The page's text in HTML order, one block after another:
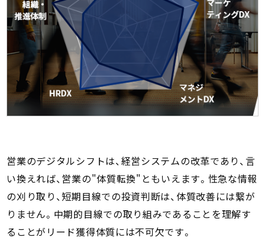
営業のデジタルシフトは、経営システムの改革であり、言
い換えれば、営業の"体質転換"ともいえます。性急な情報
の刈り取り、短期目線での投資判断は、体質改善には繋が
りません。中期的目線での取り組みであることを理解す
ることがリード獲得体質には不可欠です。